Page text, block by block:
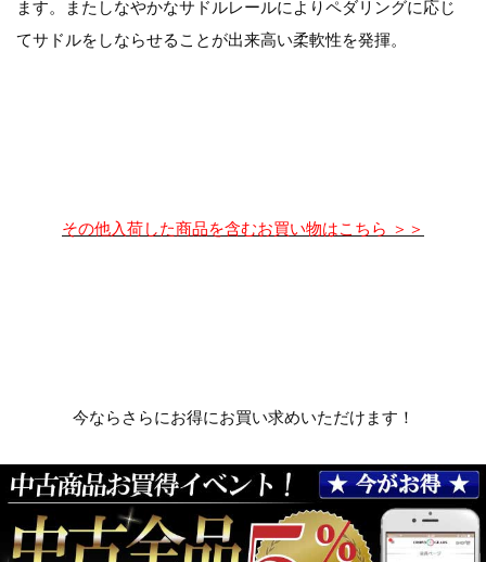
ます。またしなやかなサドルレールによりペダリングに応じ
てサドルをしならせることが出来高い柔軟性を発揮。
その他入荷した商品を含むお買い物はこちら ＞＞
今ならさらにお得にお買い求めいただけます！